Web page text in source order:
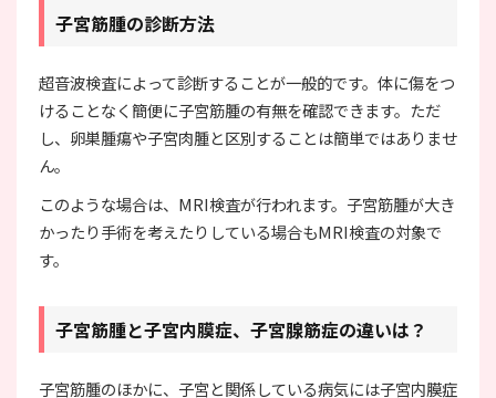
子宮筋腫の診断方法
超音波検査によって診断することが一般的です。体に傷をつ
けることなく簡便に子宮筋腫の有無を確認できます。ただ
し、卵巣腫瘍や子宮肉腫と区別することは簡単ではありませ
ん。
このような場合は、MRI検査が行われます。子宮筋腫が大き
かったり手術を考えたりしている場合もMRI検査の対象で
す。
子宮筋腫と子宮内膜症、子宮腺筋症の違いは？
子宮筋腫のほかに、子宮と関係している病気には子宮内膜症